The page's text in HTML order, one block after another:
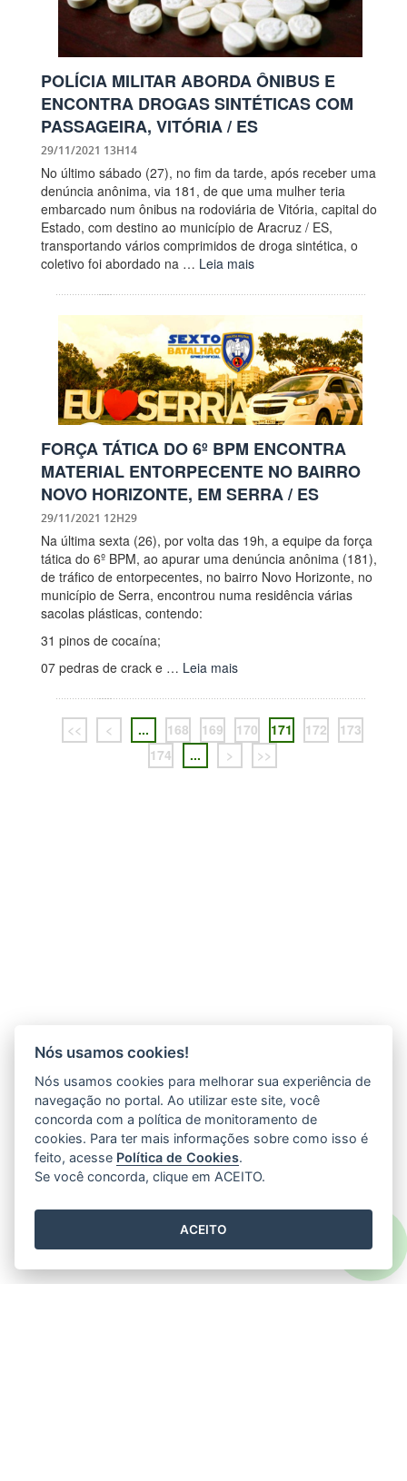
POLÍCIA MILITAR ABORDA ÔNIBUS E
ENCONTRA DROGAS SINTÉTICAS COM
PASSAGEIRA, VITÓRIA / ES
29/11/2021 13H14
No último sábado (27), no fim da tarde, após receber uma
denúncia anônima, via 181, de que uma mulher teria
embarcado num ônibus na rodoviária de Vitória, capital do
Estado, com destino ao município de Aracruz / ES,
transportando vários comprimidos de droga sintética, o
coletivo foi abordado na … Leia mais
FORÇA TÁTICA DO 6º BPM ENCONTRA
MATERIAL ENTORPECENTE NO BAIRRO
NOVO HORIZONTE, EM SERRA / ES
29/11/2021 12H29
Na última sexta (26), por volta das 19h, a equipe da força
tática do 6º BPM, ao apurar uma denúncia anônima (181),
de tráfico de entorpecentes, no bairro Novo Horizonte, no
município de Serra, encontrou numa residência várias
sacolas plásticas, contendo:
31 pinos de cocaína;
07 pedras de crack e … Leia mais
<< < ... 168 169 170 171 172
173
174
... > >>
Nós usamos cookies!
Nós usamos cookies para melhorar sua experiência de
navegação no portal. Ao utilizar este site, você
concorda com a política de monitoramento de
cookies. Para ter mais informações sobre como isso é
feito, acesse Política de Cookies.
Se você concorda, clique em ACEITO.
ACEITO